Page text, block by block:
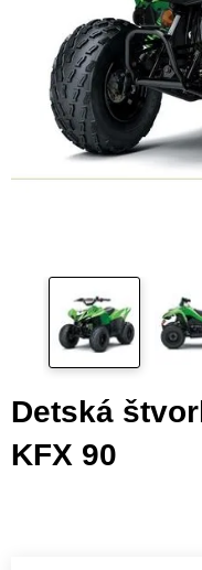
Detská
KFX 90